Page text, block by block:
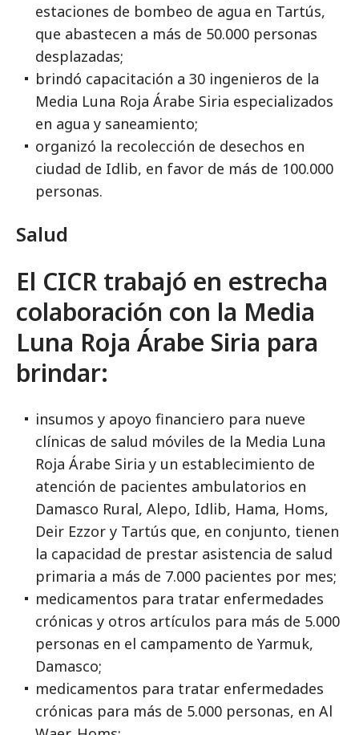
estaciones de bombeo de agua en Tartús,
que abastecen a más de 50.000 personas
desplazadas;
brindó capacitación a 30 ingenieros de la
Media Luna Roja Árabe Siria especializados
en agua y saneamiento;
organizó la recolección de desechos en
ciudad de Idlib, en favor de más de 100.000
personas.
Salud
El CICR trabajó en estrecha
colaboración con la Media
Luna Roja Árabe Siria para
brindar:
insumos y apoyo financiero para nueve
clínicas de salud móviles de la Media Luna
Roja Árabe Siria y un establecimiento de
atención de pacientes ambulatorios en
Damasco Rural, Alepo, Idlib, Hama, Homs,
Deir Ezzor y Tartús que, en conjunto, tienen
la capacidad de prestar asistencia de salud
primaria a más de 7.000 pacientes por mes;
medicamentos para tratar enfermedades
crónicas y otros artículos para más de 5.000
personas en el campamento de Yarmuk,
Damasco;
medicamentos para tratar enfermedades
crónicas para más de 5.000 personas, en Al